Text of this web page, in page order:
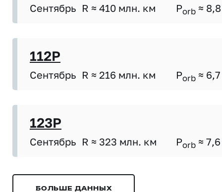
Сентябрь R ≈ 410 млн. км Porb ≈ 8,8
112P
Сентябрь R ≈ 216 млн. км Porb ≈ 6,7
123P
Сентябрь R ≈ 323 млн. км Porb ≈ 7,6
БОЛЬШЕ ДАННЫХ